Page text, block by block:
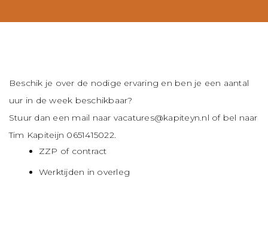
Beschik je over de nodige ervaring en ben je een aantal
uur in de week beschikbaar?
Stuur dan een mail naar vacatures@kapiteyn.nl of bel naar
Tim Kapiteijn 0651415022.
ZZP of contract
Werktijden in overleg